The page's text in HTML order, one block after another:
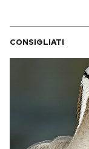
CONSIGLIATI